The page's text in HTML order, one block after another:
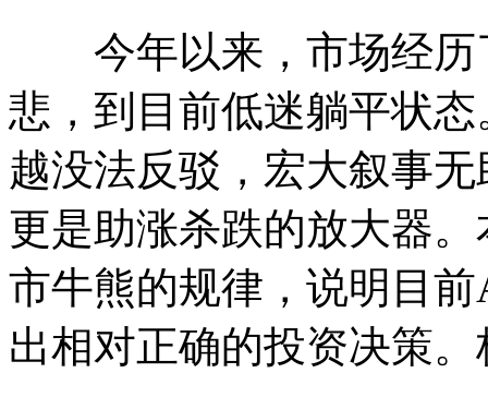
今年以来，市场经历
悲，到目前低迷躺平状
越没法反驳，宏大叙事
更是助涨杀跌的放大器
市牛熊的规律，说明目
出相对正确的投资决策